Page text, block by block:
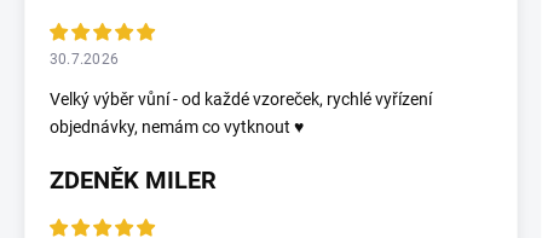
30.7.2026
Velký výběr vůní - od každé vzoreček, rychlé vyřízení
objednávky, nemám co vytknout ♥️
ZDENĚK MILER